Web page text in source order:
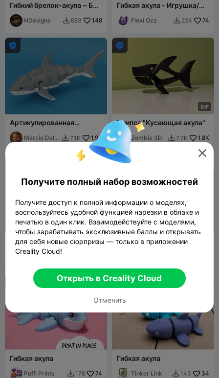
Гибкий брелок-акула ~ БЕЗ
AMS ~ Печать за 30 минут
HDesigns  683 148
Гибкая акула - Игрушка/
Flexi Ozz  224 74

Артикулированная
большая белая акула
Marcio Del
 7.1K 1.9K
GIF

Клипса "Кусающая акула"
Zombie 3D  7.7K 1.8K
Акула
3d Sattam

ARTICULATED SHARK
Гибкая акула
Puffi Prints  178 74
Гибкая акула
Tinker Link  143 34

Получите полный набор возможностей
Получите доступ к полной информации о моделях,
воспользуйтесь удобной функцией нарезки в облаке и
печатью в один клик. Взаимодействуйте с моделями,
чтобы зарабатывать эксклюзивные баллы и открывать
для себя новые сюрпризы — только в приложении
Creality Cloud!
Открыть в Creality Cloud
Отменить